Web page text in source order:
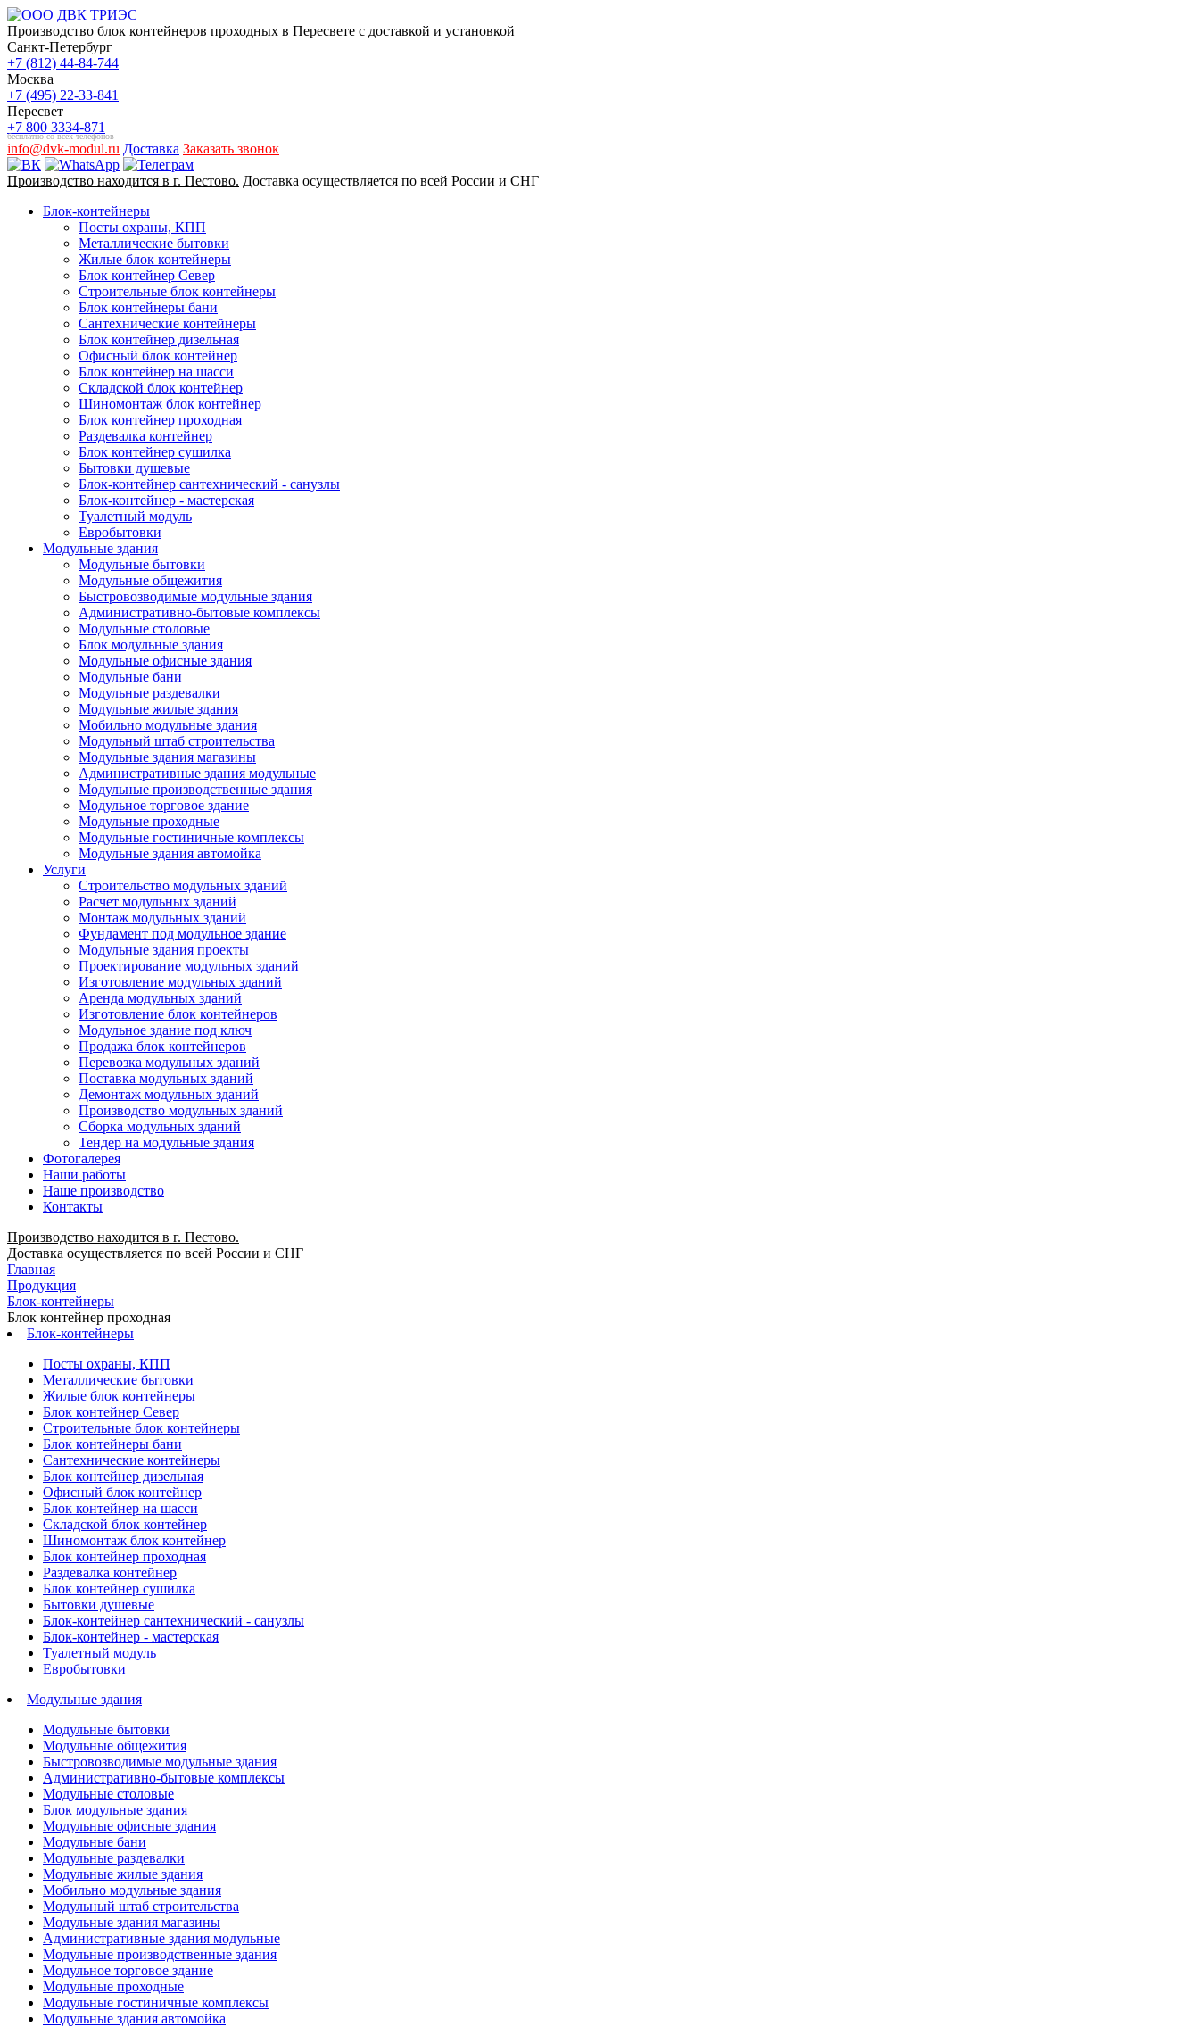
Производство блок контейнеров проходных в Пересвете с доставкой и установкой
Санкт-Петербург
+7 (812) 44-84-744
Москва
+7 (495) 22-33-841
Пересвет
+7 800 3334-871
бесплатно со всех телефонов
info@dvk-modul.ru Доставка Заказать звонок
Производство находится в г. Пестово. Доставка осуществляется по всей России и СНГ
Блок-контейнеры
Посты охраны, КПП
Металлические бытовки
Жилые блок контейнеры
Блок контейнер Север
Строительные блок контейнеры
Блок контейнеры бани
Сантехнические контейнеры
Блок контейнер дизельная
Офисный блок контейнер
Блок контейнер на шасси
Складской блок контейнер
Шиномонтаж блок контейнер
Блок контейнер проходная
Раздевалка контейнер
Блок контейнер сушилка
Бытовки душевые
Блок-контейнер сантехнический - санузлы
Блок-контейнер - мастерская
Туалетный модуль
Евробытовки
Модульные здания
Модульные бытовки
Модульные общежития
Быстровозводимые модульные здания
Административно-бытовые комплексы
Модульные столовые
Блок модульные здания
Модульные офисные здания
Модульные бани
Модульные раздевалки
Модульные жилые здания
Мобильно модульные здания
Модульный штаб строительства
Модульные здания магазины
Административные здания модульные
Модульные производственные здания
Модульное торговое здание
Модульные проходные
Модульные гостиничные комплексы
Модульные здания автомойка
Услуги
Строительство модульных зданий
Расчет модульных зданий
Монтаж модульных зданий
Фундамент под модульное здание
Модульные здания проекты
Проектирование модульных зданий
Изготовление модульных зданий
Аренда модульных зданий
Изготовление блок контейнеров
Модульное здание под ключ
Продажа блок контейнеров
Перевозка модульных зданий
Поставка модульных зданий
Демонтаж модульных зданий
Производство модульных зданий
Сборка модульных зданий
Тендер на модульные здания
Фотогалерея
Наши работы
Наше производство
Контакты
Производство находится в г. Пестово.
Доставка осуществляется по всей России и СНГ
Главная
Продукция
Блок-контейнеры
Блок контейнер проходная
Блок-контейнеры
Посты охраны, КПП
Металлические бытовки
Жилые блок контейнеры
Блок контейнер Север
Строительные блок контейнеры
Блок контейнеры бани
Сантехнические контейнеры
Блок контейнер дизельная
Офисный блок контейнер
Блок контейнер на шасси
Складской блок контейнер
Шиномонтаж блок контейнер
Блок контейнер проходная
Раздевалка контейнер
Блок контейнер сушилка
Бытовки душевые
Блок-контейнер сантехнический - санузлы
Блок-контейнер - мастерская
Туалетный модуль
Евробытовки
Модульные здания
Модульные бытовки
Модульные общежития
Быстровозводимые модульные здания
Административно-бытовые комплексы
Модульные столовые
Блок модульные здания
Модульные офисные здания
Модульные бани
Модульные раздевалки
Модульные жилые здания
Мобильно модульные здания
Модульный штаб строительства
Модульные здания магазины
Административные здания модульные
Модульные производственные здания
Модульное торговое здание
Модульные проходные
Модульные гостиничные комплексы
Модульные здания автомойка